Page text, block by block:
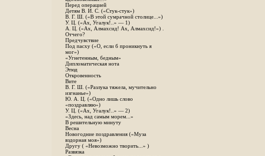
Перед операцией
Детям В. И. С. («Стук-стук»)
В. Г. Ш. («В этой сумрачной столице...»)
У. Ц. («Ах, Угалук!..» — 1)
А. Ц. («Ах, Алмахсид! Ах, Алмахсид!») .
Отчего?
Предчувствие
Под пасху («О, если б проникнуть я
мог»)
«Угнетенным, бедным»
Дипломатическая нота
Этюд
Откровенность
Вите
B. Г. Ш. («Разлука тяжела, мучительно
изгнанье»)
Ю. А. Ц. («Одно лишь слово
«поздравляю»)
У. Ц. («Ах, Угалук!..» — 2)
«Здесь, над самым морем...»
В решительную минуту
Весна
Новогодние поздравления («Муза
вздорная моя»)
Другу ( «Невозможно творить...» )
Развязка